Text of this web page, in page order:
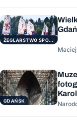
ŻEGLARSTWO SPORTOWE
GDAŃSK